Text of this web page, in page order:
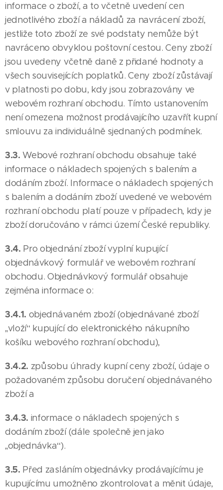
informace o zboží, a to včetně uvedení cen
jednotlivého zboží a nákladů za navrácení zboží,
jestliže toto zboží ze své podstaty nemůže být
navráceno obvyklou poštovní cestou. Ceny zboží
jsou uvedeny včetně daně z přidané hodnoty a
všech souvisejících poplatků. Ceny zboží zůstávají
v platnosti po dobu, kdy jsou zobrazovány ve
webovém rozhraní obchodu. Tímto ustanovením
není omezena možnost prodávajícího uzavřít kupní
smlouvu za individuálně sjednaných podmínek.
3.3.Webové rozhraní obchodu obsahuje také
informace o nákladech spojených s balením a
dodáním zboží. Informace o nákladech spojených
s balením a dodáním zboží uvedené ve webovém
rozhraní obchodu platí pouze v případech, kdy je
zboží doručováno v rámci území České republiky.
3.4. Pro objednání zboží vyplní kupující
objednávkový formulář ve webovém rozhraní
obchodu. Objednávkový formulář obsahuje
zejména informace o:
3.4.1. objednávaném zboží (objednávané zboží
„vloží“ kupující do elektronického nákupního
košíku webového rozhraní obchodu),
3.4.2. způsobu úhrady kupní ceny zboží, údaje o
požadovaném způsobu doručení objednávaného
zboží a
3.4.3. informace o nákladech spojených s
dodáním zboží (dále společně jen jako
„objednávka“).
3.5. Před zasláním objednávky prodávajícímu je
kupujícímu umožněno zkontrolovat a měnit údaje,